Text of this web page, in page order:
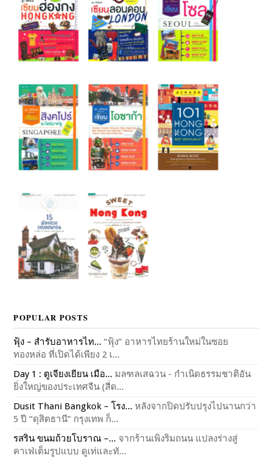
POPULAR POSTS
ฟุ้ง – สำรับอาหารไท... “ฟุ้ง” อาหารไทยร้านใหม่ในซอย
ทองหล่อ ที่เปิดได้เพียง 2 เ...
Day 1 : ตูเจียงเยียน เมือ... มลฑลเสฉวน - กำเนิดธรรมชาติอัน
ยิ่งใหญ่ของประเทศจีน (สี่ด...
Dusit Thani Bangkok – โรง... หลังจากปิดปรับปรุงไปนานกว่า
5 ปี “ดุสิตธานี” กรุงเทพ ก็...
รสริน ขนมถ้วยโบราณ –... จากร้านเพิงริมถนน แปลงร่างสู่
คาเฟ่เต็มรูปแบบ ดูเท่และทั...